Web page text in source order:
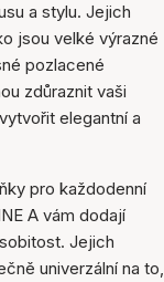
a stylu. Jejich
jsou velké výrazné
pozlacené
zdůraznit vaši
elegantní a
pro každodenní
A vám dodají
Jejich
univerzální na to,